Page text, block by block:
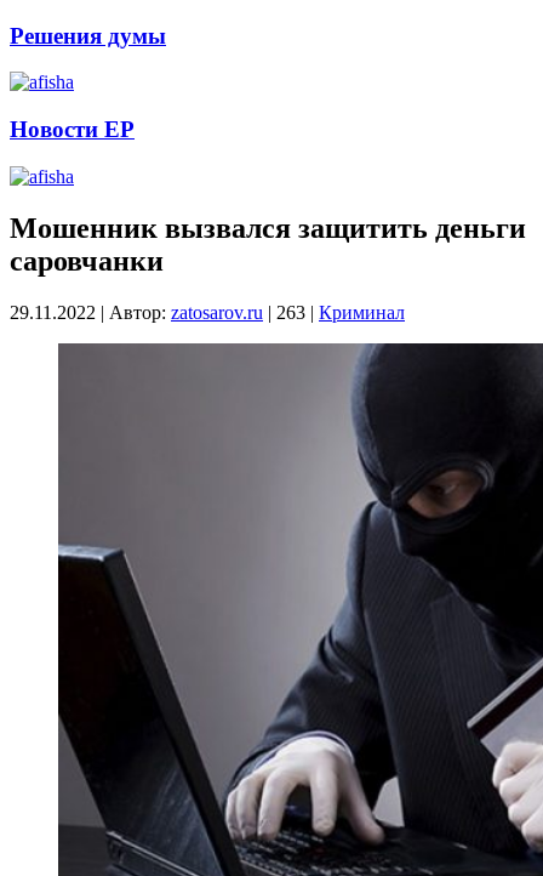
Решения думы
Новости ЕР
Мошенник вызвался защитить деньги
саровчанки
29.11.2022 | Автор: zatosarov.ru | 263 | Криминал